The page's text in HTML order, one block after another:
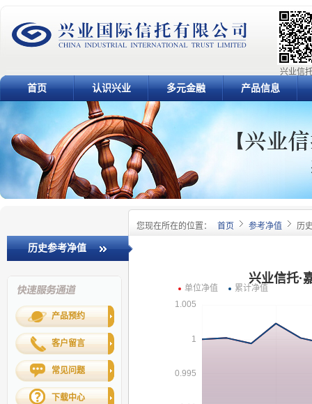
兴业信
首页 认识兴业 多元金融 产品信息
您现在所在的位置： 首页 参考净值 历
历史参考净值
产品预约
客户留言
常见问题
下载中心